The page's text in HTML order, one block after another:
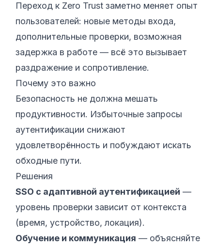
Переход к Zero Trust заметно меняет опыт
пользователей: новые методы входа,
дополнительные проверки, возможная
задержка в работе — всё это вызывает
раздражение и сопротивление.
Почему это важно
Безопасность не должна мешать
продуктивности. Избыточные запросы
аутентификации снижают
удовлетворённость и побуждают искать
обходные пути.
Решения
SSO с адаптивной аутентификацией —
уровень проверки зависит от контекста
(время, устройство, локация).
Обучение и коммуникация — объясняйте